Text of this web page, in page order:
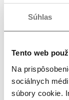
Súhlas
Tento web
Na
sociálnych
súbory cookie.
3. júna 2026
Viac
Najväčší
Bratislava sa už
dovnútra mesta.